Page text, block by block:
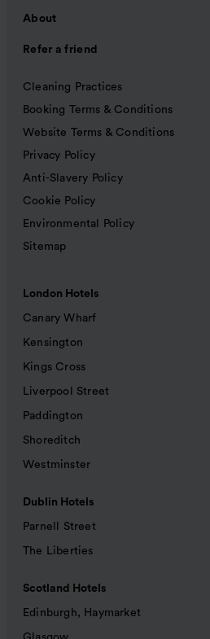
About
Refer a friend
Cleaning Practices
Booking Terms & Conditions
Website Terms & Conditions
Privacy Policy
Anti-Slavery Policy
Cookie Policy
Environmental Policy
Sitemap
London Hotels
Canary Wharf
Kensington
Kings Cross
Liverpool Street
Paddington
Shoreditch
Westminster
Dublin Hotels
Parnell Street
The Liberties
Scotland Hotels
Edinburgh, Haymarket